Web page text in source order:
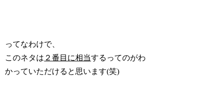
ってなわけで、
このネタは ２番目に相当するってのがわ
かっていただけると思います(笑)